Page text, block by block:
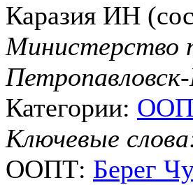
Каразия ИН
Министерство
Категории:
Ключевые
ООПТ: Берег